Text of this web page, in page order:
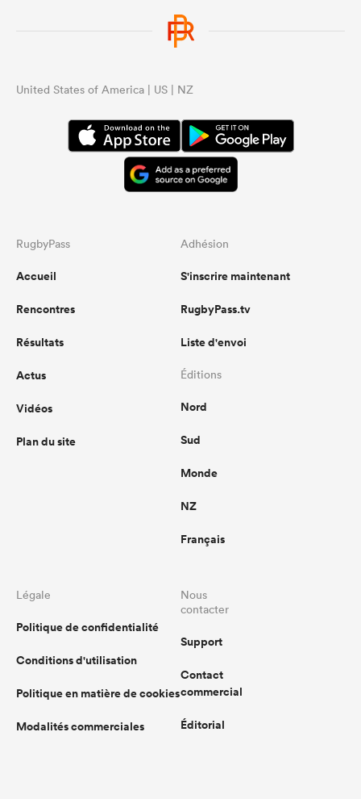
United States of America | US | NZ
RugbyPass
Accueil
Rencontres
Résultats
Actus
Vidéos
Plan du site
Adhésion
S'inscrire maintenant
RugbyPass.tv
Liste d'envoi
Éditions
Nord
Sud
Monde
NZ
Français
Légale
Politique de confidentialité
Conditions d'utilisation
Politique en matière de cookies
Modalités commerciales
Nous
contacter
Support
Contact
commercial
Éditorial